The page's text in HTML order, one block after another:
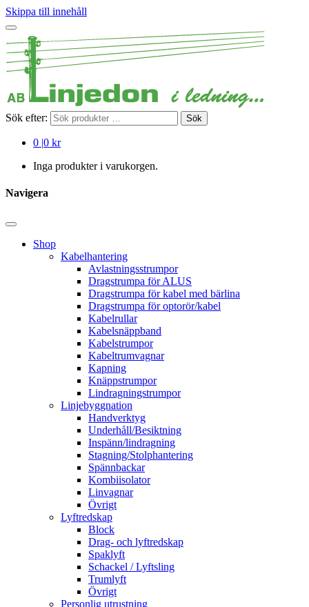
Skippa till innehåll
Sök efter: Sök
0 |0 kr
Inga produkter i varukorgen.
Navigera
Shop
Kabelhantering
Avlastningsstrumpor
Dragstrumpa för ALUS
Dragstrumpa för kabel med bärlina
Dragstrumpa för optorör/kabel
Kabelrullar
Kabelsnäppband
Kabelstrumpor
Kabeltrumvagnar
Kapning
Knäppstrumpor
Lindragningstrumpor
Linjebyggnation
Handverktyg
Underhåll/Besiktning
Inspänn/lindragning
Stagning/Stolphantering
Spännbackar
Kombiisolator
Linvagnar
Övrigt
Lyftredskap
Block
Drag- och lyftredskap
Spaklyft
Schackel / Lyftsling
Trumlyft
Övrigt
Personlig utrustning